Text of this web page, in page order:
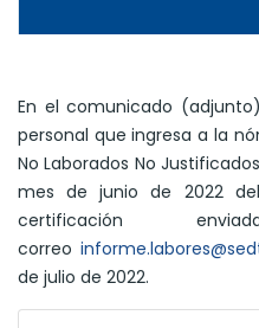
En el comunicado
personal que ingresa a la
No Laborados No
mes de junio de 2022
certificación
correo
de julio de 2022.